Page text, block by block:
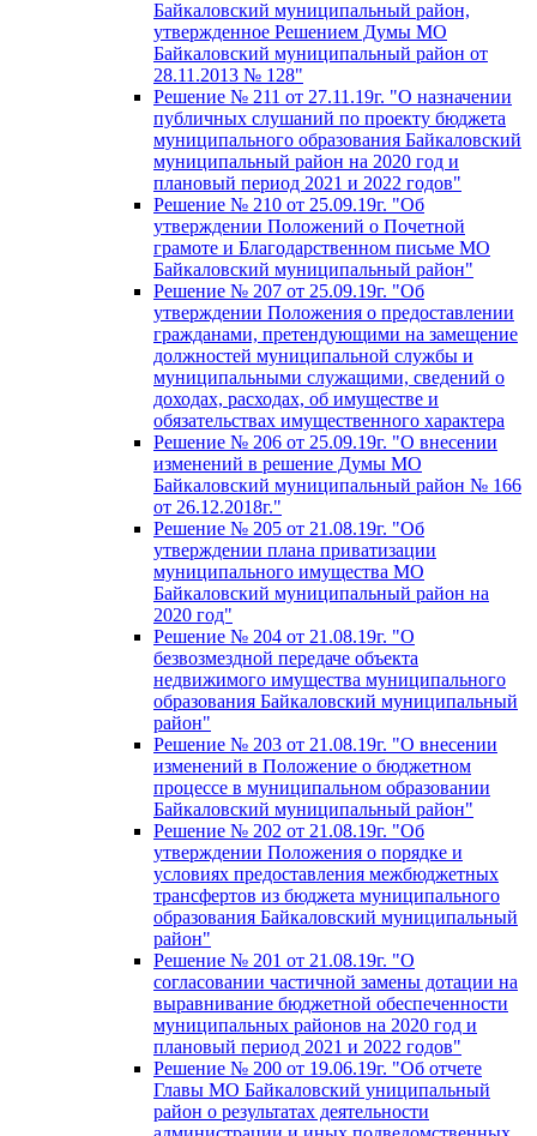
Байкаловский муниципальный район,
утвержденное Решением Думы МО
Байкаловский муниципальный район от
28.11.2013 № 128"
Решение № 211 от 27.11.19г. "О назначении
публичных слушаний по проекту бюджета
муниципального образования Байкаловский
муниципальный район на 2020 год и
плановый период 2021 и 2022 годов"
Решение № 210 от 25.09.19г. "Об
утверждении Положений о Почетной
грамоте и Благодарственном письме МО
Байкаловский муниципальный район"
Решение № 207 от 25.09.19г. "Об
утверждении Положения о предоставлении
гражданами, претендующими на замещение
должностей муниципальной службы и
муниципальными служащими, сведений о
доходах, расходах, об имуществе и
обязательствах имущественного характера
Решение № 206 от 25.09.19г. "О внесении
изменений в решение Думы МО
Байкаловский муниципальный район № 166
от 26.12.2018г."
Решение № 205 от 21.08.19г. "Об
утверждении плана приватизации
муниципального имущества МО
Байкаловский муниципальный район на
2020 год"
Решение № 204 от 21.08.19г. "О
безвозмездной передаче объекта
недвижимого имущества муниципального
образования Байкаловский муниципальный
район"
Решение № 203 от 21.08.19г. "О внесении
изменений в Положение о бюджетном
процессе в муниципальном образовании
Байкаловский муниципальный район"
Решение № 202 от 21.08.19г. "Об
утверждении Положения о порядке и
условиях предоставления межбюджетных
трансфертов из бюджета муниципального
образования Байкаловский муниципальный
район"
Решение № 201 от 21.08.19г. "О
согласовании частичной замены дотации на
выравнивание бюджетной обеспеченности
муниципальных районов на 2020 год и
плановый период 2021 и 2022 годов"
Решение № 200 от 19.06.19г. "Об отчете
Главы МО Байкаловский униципальный
район о результатах деятельности